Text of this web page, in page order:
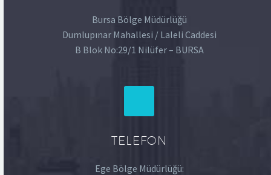
Bursa Bölge Müdürlüğü
Dumlupınar Mahallesi / Laleli Caddesi
B Blok No:29/1 Nilüfer – BURSA
TELEFON
Ege Bölge Müdürlüğü: